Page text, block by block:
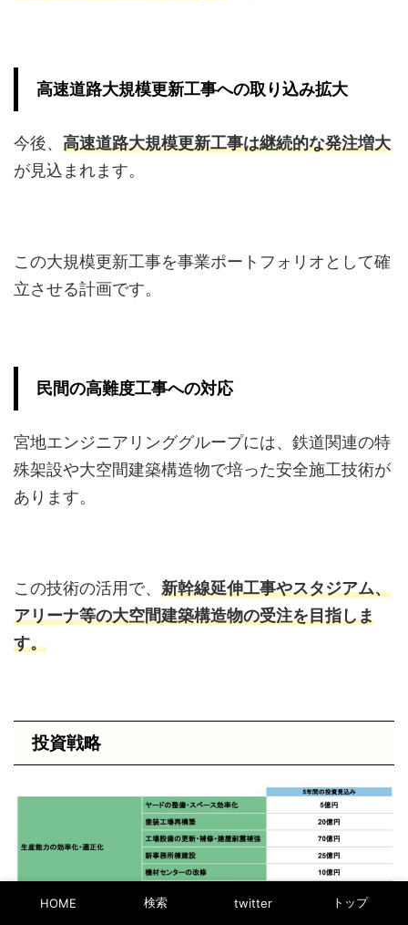
高速道路大規模更新工事への取り込み拡大
今後、 ⾼速道路⼤規模更新⼯事は継続的な発注増⼤
が⾒込まれます。
この大規模更新工事を事業ポートフォリオとして確
立させる計画です。
⺠間の⾼難度⼯事への対応
宮地エンジニアリンググループには、鉄道関連の特
殊架設や⼤空間建築構造物で培った安全施⼯技術が
あります。
この技術の活用で、 新幹線延伸⼯事やスタジアム、
アリーナ等の⼤空間建築構造物の受注を⽬指しま
す。
投資戦略
HOME 検索 twitter トップ